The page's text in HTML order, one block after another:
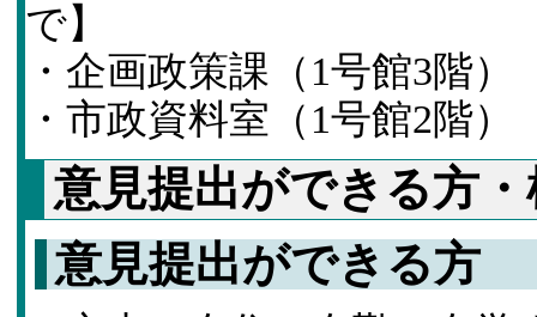
で】
・企画政策課（1号館3階）
・市政資料室（1号館2階）
意見提出ができる方・
意見提出ができる方